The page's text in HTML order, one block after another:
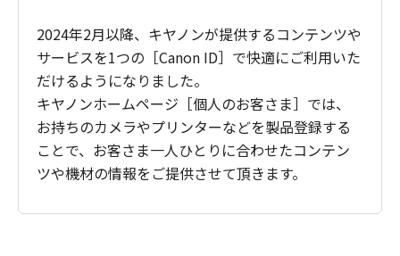
2024年2月以降、キヤノンが提供するコンテンツや
サービスを1つの［Canon ID］で快適にご利用いた
だけるようになりました。
キヤノンホームページ［個人のお客さま］では、
お持ちのカメラやプリンターなどを製品登録する
ことで、お客さま一人ひとりに合わせたコンテン
ツや機材の情報をご提供させて頂きます。